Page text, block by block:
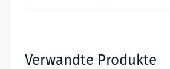
Verwandte Produkte